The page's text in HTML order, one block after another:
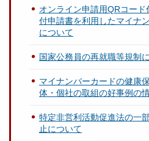
オンライン申請用QRコー
付申請書を利用したマイナ
について
国家公務員の再就職等規制
マイナンバーカードの健康
体・個社の取組の好事例の
特定非営利活動促進法の一
止について